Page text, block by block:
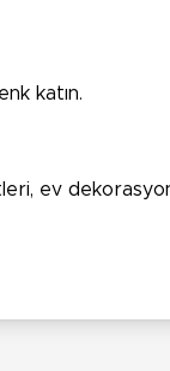
katın.
ev